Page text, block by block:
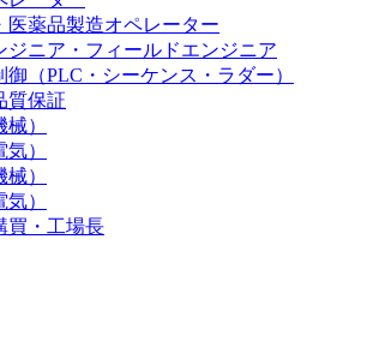
医薬品製造オペレーター
ジニア・フィールドエンジニア
御（PLC・シーケンス・ラダー）
質保証
）
）
）
）
買・工場長